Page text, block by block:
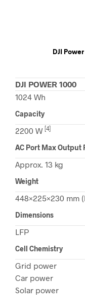
DJI
DJI POWER 1000
1024 Wh
Capacity
2200 W [4]
AC Port Max Output
Approx. 13 kg
Weight
448×225×230 mm
Dimensions
LFP
Cell Chemistry
Grid power
Car power
Solar power